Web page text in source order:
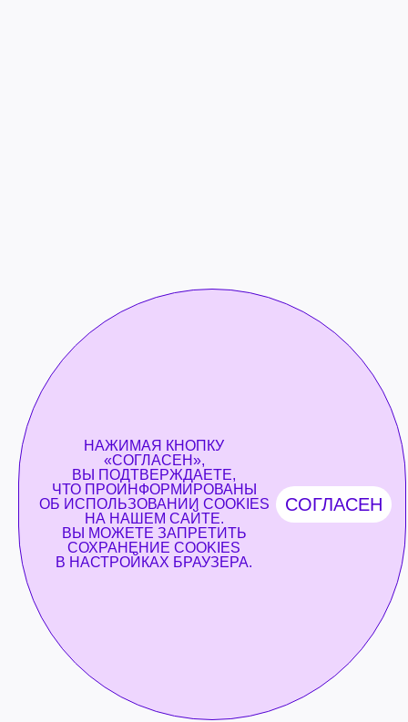
НАЖИМАЯ КНОПКУ
«СОГЛАСЕН»,
ВЫ ПОДТВЕРЖДАЕТЕ,
ЧТО ПРОИНФОРМИРОВАНЫ
ОБ ИСПОЛЬЗОВАНИИ COOKIES
НА НАШЕМ САЙТЕ.
ВЫ МОЖЕТЕ ЗАПРЕТИТЬ
СОХРАНЕНИЕ COOKIES
В НАСТРОЙКАХ БРАУЗЕРА.
СОГЛАСЕН